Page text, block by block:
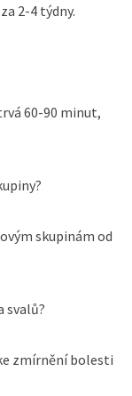
2-4 týdny.
60-90 minut,
skupinám od
svalů?
zmírnění bolesti